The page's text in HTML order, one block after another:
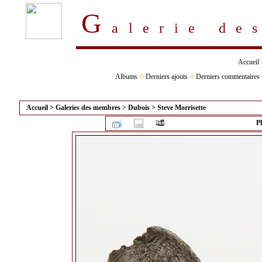
Galerie
Accueil
Albums
Derniers ajouts Derniers commentaires
Accueil > Galeries des membres > Dubois > Steve Morrisette